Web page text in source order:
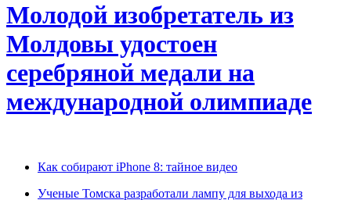
Молодой изобретатель из
Молдовы удостоен
серебряной медали на
международной олимпиаде
Как собирают iPhone 8: тайное видео
Ученые Томска разработали лампу для выхода из